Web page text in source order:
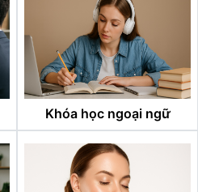
Khóa học ngoại ngữ